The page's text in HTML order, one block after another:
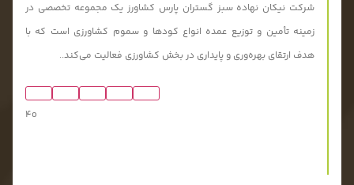
شرکت نیکان نهاده سبز گستران پارس کشاورز یک مجموعه تخصصی در
زمینه تأمین و توزیع عمده انواع کودها و سموم کشاورزی است که با
هدف ارتقای بهره‌وری و پایداری در بخش کشاورزی فعالیت می‌کند..
4o